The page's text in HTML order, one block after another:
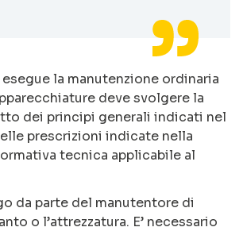
la manutenzione ordinaria
deve svolgere la
dei principi generali indicati nel
prescrizioni indicate nella
tecnica applicabile al
da parte del manutentore di
o l’attrezzatura. E’ necessario